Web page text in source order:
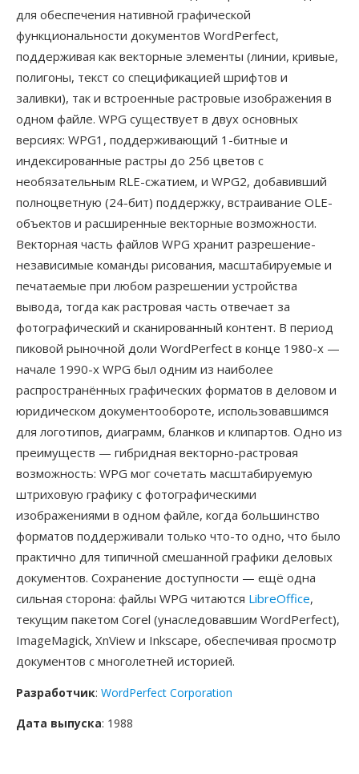
для обеспечения нативной графической
функциональности документов WordPerfect,
поддерживая как векторные элементы (линии, кривые,
полигоны, текст со спецификацией шрифтов и
заливки), так и встроенные растровые изображения в
одном файле. WPG существует в двух основных
версиях: WPG1, поддерживающий 1-битные и
индексированные растры до 256 цветов с
необязательным RLE-сжатием, и WPG2, добавивший
полноцветную (24-бит) поддержку, встраивание OLE-
объектов и расширенные векторные возможности.
Векторная часть файлов WPG хранит разрешение-
независимые команды рисования, масштабируемые и
печатаемые при любом разрешении устройства
вывода, тогда как растровая часть отвечает за
фотографический и сканированный контент. В период
пиковой рыночной доли WordPerfect в конце 1980-х —
начале 1990-х WPG был одним из наиболее
распространённых графических форматов в деловом и
юридическом документообороте, использовавшимся
для логотипов, диаграмм, бланков и клипартов. Одно из
преимуществ — гибридная векторно-растровая
возможность: WPG мог сочетать масштабируемую
штриховую графику с фотографическими
изображениями в одном файле, когда большинство
форматов поддерживали только что-то одно, что было
практично для типичной смешанной графики деловых
документов. Сохранение доступности — ещё одна
сильная сторона: файлы WPG читаются LibreOffice,
текущим пакетом Corel (унаследовавшим WordPerfect),
ImageMagick, XnView и Inkscape, обеспечивая просмотр
документов с многолетней историей.
Разработчик: WordPerfect Corporation
Дата выпуска: 1988